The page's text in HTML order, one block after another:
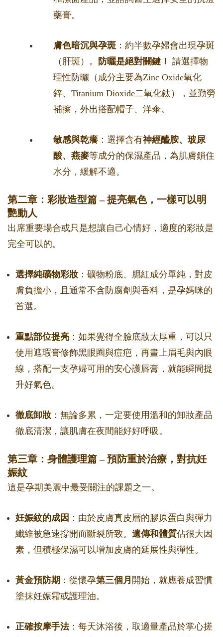
藥膏。
膚色暗沉與孕斑 ：約半數孕婦會出現孕斑
（肝斑）。
防曬是絕對關鍵！ 請選擇物
理性防曬（成分主要為Zinc Oxide氧化
鋅、Titanium Dioxide二氧化鈦），並勤勞
補擦，外出搭配帽子、洋傘。
敏感與乾癢 ：選擇含有神經醯胺、玻尿
酸、燕麥等成分的保濕產品，為肌膚鎖住
水分，緩解不適。
第二章：彩妝造型篇 – 提亮氣色，一樣可以明
艷動人
出席重要場合或只是想讓自己心情好，適度的彩妝是
完全可以的。
選擇純礦物彩妝 ：礦物粉底、腮紅成分單純，對皮
膚負擔小，且通常不含防腐劑與香料，是孕媽咪的
首選。
重點部位提亮 ：如果覺得全臉底妝太厚重，可以只
使用遮瑕膏修飾黑眼圈與痘疤，再畫上眉毛與內眼
線，搭配一支孕婦可用的安心護唇膏，就能瞬間提
升好氣色。
徹底卸妝 ：無論多累，一定要使用溫和的卸妝產品
徹底清潔，讓肌膚在夜間能好好呼吸。
第三章：身體護理篇 – 預防重於治療，對抗妊
娠紋
這是孕期美麗中最受關注的課題之一。
妊娠紋的成因 ：由於皮膚真皮層的膠原蛋白與彈力
纖維被急速撐開而斷裂所致。 遺傳和體質佔很大因
素，但積極保濕可以增加皮膚的延展性與彈性。
黃金預防期 ：從懷孕第三個月 開始，就應養成習慣
塗抹妊娠霜或護理油。
正確按摩手法：每天沐浴後，取適量產品於掌心搓